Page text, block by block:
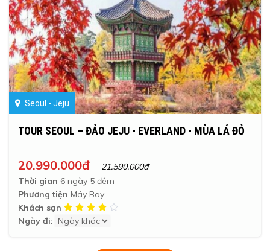
Seoul - Jeju
TOUR SEOUL – ĐẢO JEJU - EVERLAND - MÙA LÁ ĐỎ
20.990.000đ
21.590.000đ
Thời gian 6 ngày 5 đêm
Phương tiện Máy Bay
Khách sạn
Ngày đi: